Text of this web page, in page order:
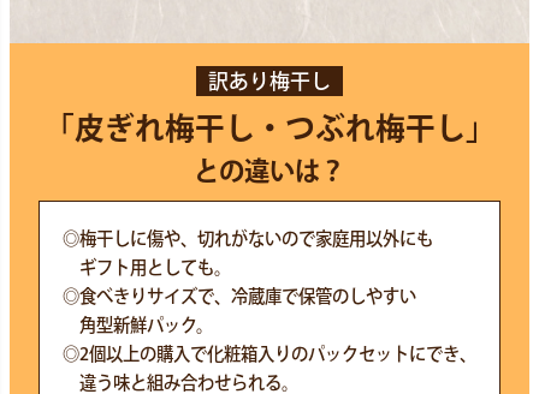
訳あり梅干し
「皮ぎれ梅干し・つぶれ梅干し」
との違いは？
◎梅干しに傷や、切れがないので家庭用以外にも
ギフト用としても。
◎食べきりサイズで、冷蔵庫で保管のしやすい
角型新鮮パック。
◎2個以上の購入で化粧箱入りのパックセットにでき、
違う味と組み合わせられる。